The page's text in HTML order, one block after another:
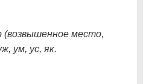
(возвышенное место,
ум, ус, як.